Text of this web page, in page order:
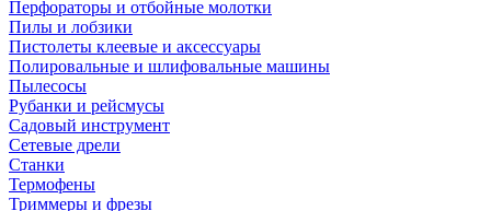
Перфораторы и отбойные молотки
Пилы и лобзики
Пистолеты клеевые и аксессуары
Полировальные и шлифовальные машины
Пылесосы
Рубанки и рейсмусы
Садовый инструмент
Сетевые дрели
Станки
Термофены
Триммеры и фрезы